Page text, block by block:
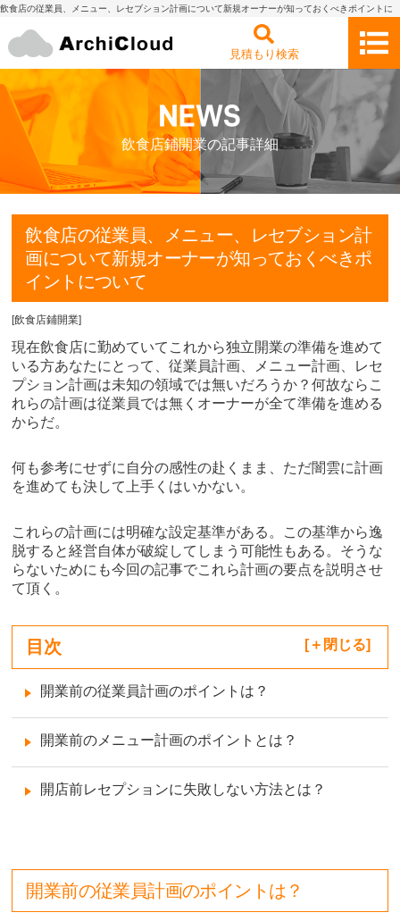
飲食店の従業員、メニュー、レセブション計画について新規オーナーが知っておくべきポイントに
ついて | 内装工事、店舗デザイン・設計の見積もり依頼・比較 アーキクラウド
見積もり検索
飲食店鋪開業の記事詳細
飲食店の従業員、メニュー、レセブション計
画について新規オーナーが知っておくべきポ
イントについて
[飲食店鋪開業]
現在飲食店に勤めていてこれから独立開業の準備を進めて
いる方あなたにとって、従業員計画、メニュー計画、レセ
プション計画は未知の領域では無いだろうか？何故ならこ
れらの計画は従業員では無くオーナーが全て準備を進める
からだ。
何も参考にせずに自分の感性の赴くまま、ただ闇雲に計画
を進めても決して上手くはいかない。
これらの計画には明確な設定基準がある。この基準から逸
脱すると経営自体が破綻してしまう可能性もある。そうな
らないためにも今回の記事でこれら計画の要点を説明させ
て頂く。
目次 [ 閉じる]
開業前の従業員計画のポイントは？
開業前のメニュー計画のポイントとは？
開店前レセプションに失敗しない方法とは？
開業前の従業員計画のポイントは？